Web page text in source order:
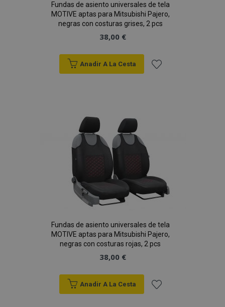
Fundas de asiento universales de tela
MOTIVE aptas para Mitsubishi Pajero,
negras con costuras grises, 2 pcs
38,00 €
Anadir A La Cesta
Deseos
Fundas de asiento universales de tela
MOTIVE aptas para Mitsubishi Pajero,
negras con costuras rojas, 2 pcs
38,00 €
Anadir A La Cesta